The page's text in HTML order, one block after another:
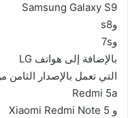
Samsung Galaxy S9
وs8
وs
7
بالإضافة إلى هواتف LG
التي تعمل بالإصدار الثامن
Redmi 5a
و Xiaomi Redmi Note 5